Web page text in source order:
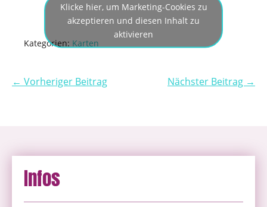
Klicke hier, um Marketing-Cookies zu
akzeptieren und diesen Inhalt zu
aktivieren
Kategorien: Karten
← Vorheriger Beitrag Nächster Beitrag →
Infos